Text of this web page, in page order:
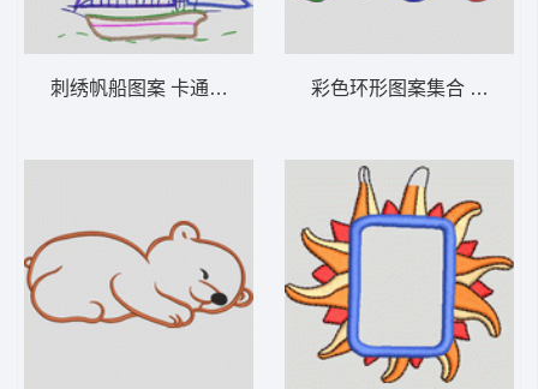
刺绣帆船图案 卡通童装章标贴布 彩色环形图案